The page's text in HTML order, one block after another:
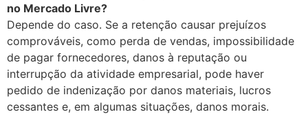
no Mercado Livre?
Depende do caso. Se a retenção causar prejuízos
comprováveis, como perda de vendas, impossibilidade
de pagar fornecedores, danos à reputação ou
interrupção da atividade empresarial, pode haver
pedido de indenização por danos materiais, lucros
cessantes e, em algumas situações, danos morais.